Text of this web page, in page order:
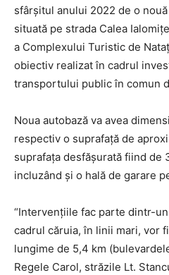
sfârșitul anului 2022 de o
situată pe strada Calea
a Complexului Turistic de
obiectiv realizat în cadrul
transportului public în comun
Noua autobază va avea
respectiv o suprafață de
suprafața desfășurată fiind de
incluzând și o hală de garare
“Intervențiile fac parte dintr-
cadrul căruia, în linii mari, vor
lungime de 5,4 km
Regele Carol, străzile Lt.